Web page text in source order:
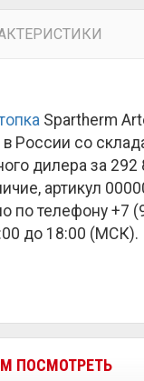
Spartherm
в России со
дилера за 292
артикул
по телефону +7
до 18:00 (МСК).
ПОСМОТРЕТЬ